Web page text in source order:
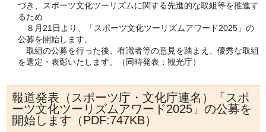
づき、スポーツ文化ツーリズムに関する先進的な取組等を推進す
るため
８月21日より、「スポーツ文化ツーリズムアワード2025」の
公募を開始します。
取組の公募を行った後、有識者等の意見を踏まえ、優秀な取組
を選定・表彰いたします。（同時発表：観光庁）
報道発表（スポーツ庁・文化庁連名）「スポ
ーツ文化ツーリズムアワード2025」の公募を
開始します（PDF:747KB）